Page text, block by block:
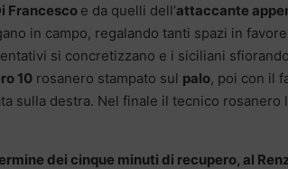
Francesco e da quelli dell’attaccante
in campo, regalando tanti spazi in
si concretizzano e i siciliani
10 rosanero stampato sul palo, poi con il
sulla destra. Nel finale il tecnico rosanero
dei cinque minuti di recupero, al